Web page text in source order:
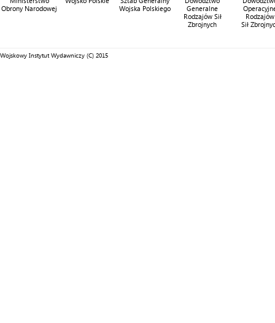
Obrony Narodowej
Wojska Polskiego
Generalne
Rodzajów Sił
Zbrojnych
Rodzajów
Sił
Wojskowy Instytut Wydawniczy (C) 2015